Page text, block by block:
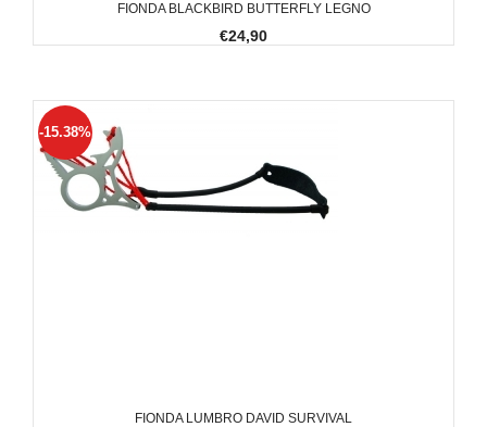
FIONDA BLACKBIRD BUTTERFLY LEGNO
€24,90
FIONDA LUMBRO DAVID SURVIVAL
-15.38%